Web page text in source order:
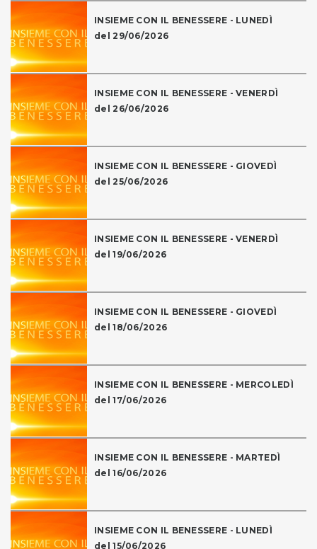
INSIEME CON IL BENESSERE - LUNEDÌ
del 29/06/2026
INSIEME CON IL BENESSERE - VENERDÌ
del 26/06/2026
INSIEME CON IL BENESSERE - GIOVEDÌ
del 25/06/2026
INSIEME CON IL BENESSERE - VENERDÌ
del 19/06/2026
INSIEME CON IL BENESSERE - GIOVEDÌ
del 18/06/2026
INSIEME CON IL BENESSERE - MERCOLEDÌ
del 17/06/2026
INSIEME CON IL BENESSERE - MARTEDÌ
del 16/06/2026
INSIEME CON IL BENESSERE - LUNEDÌ
del 15/06/2026